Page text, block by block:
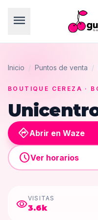
menu
Inicio / Puntos de venta /
BOUTIQUE CEREZA ·
directionsAbrir en Waze
scheduleVer horarios
visibilityVISITAS
3.6k